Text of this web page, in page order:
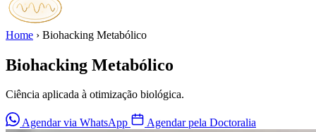
Home › Biohacking Metabólico
Biohacking Metabólico
Ciência aplicada à otimização biológica.
Agendar via WhatsApp Agendar pela Doctoralia